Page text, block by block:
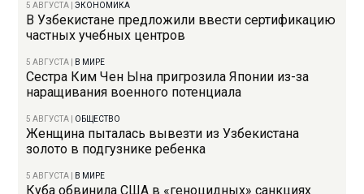
5 АВГУСТА |ЭКОНОМИКА
В Узбекистане предложили ввести сертификацию
частных учебных центров
5 АВГУСТА В МИРЕ
Сестра Ким Чен Ына пригрозила Японии из-за
наращивания военного потенциала
5 АВГУСТА ОБЩЕСТВО
Женщина пыталась вывезти из Узбекистана
золото в подгузнике ребенка
5 АВГУСТА В МИРЕ
Куба обвинила США в «геноцидных» санкциях